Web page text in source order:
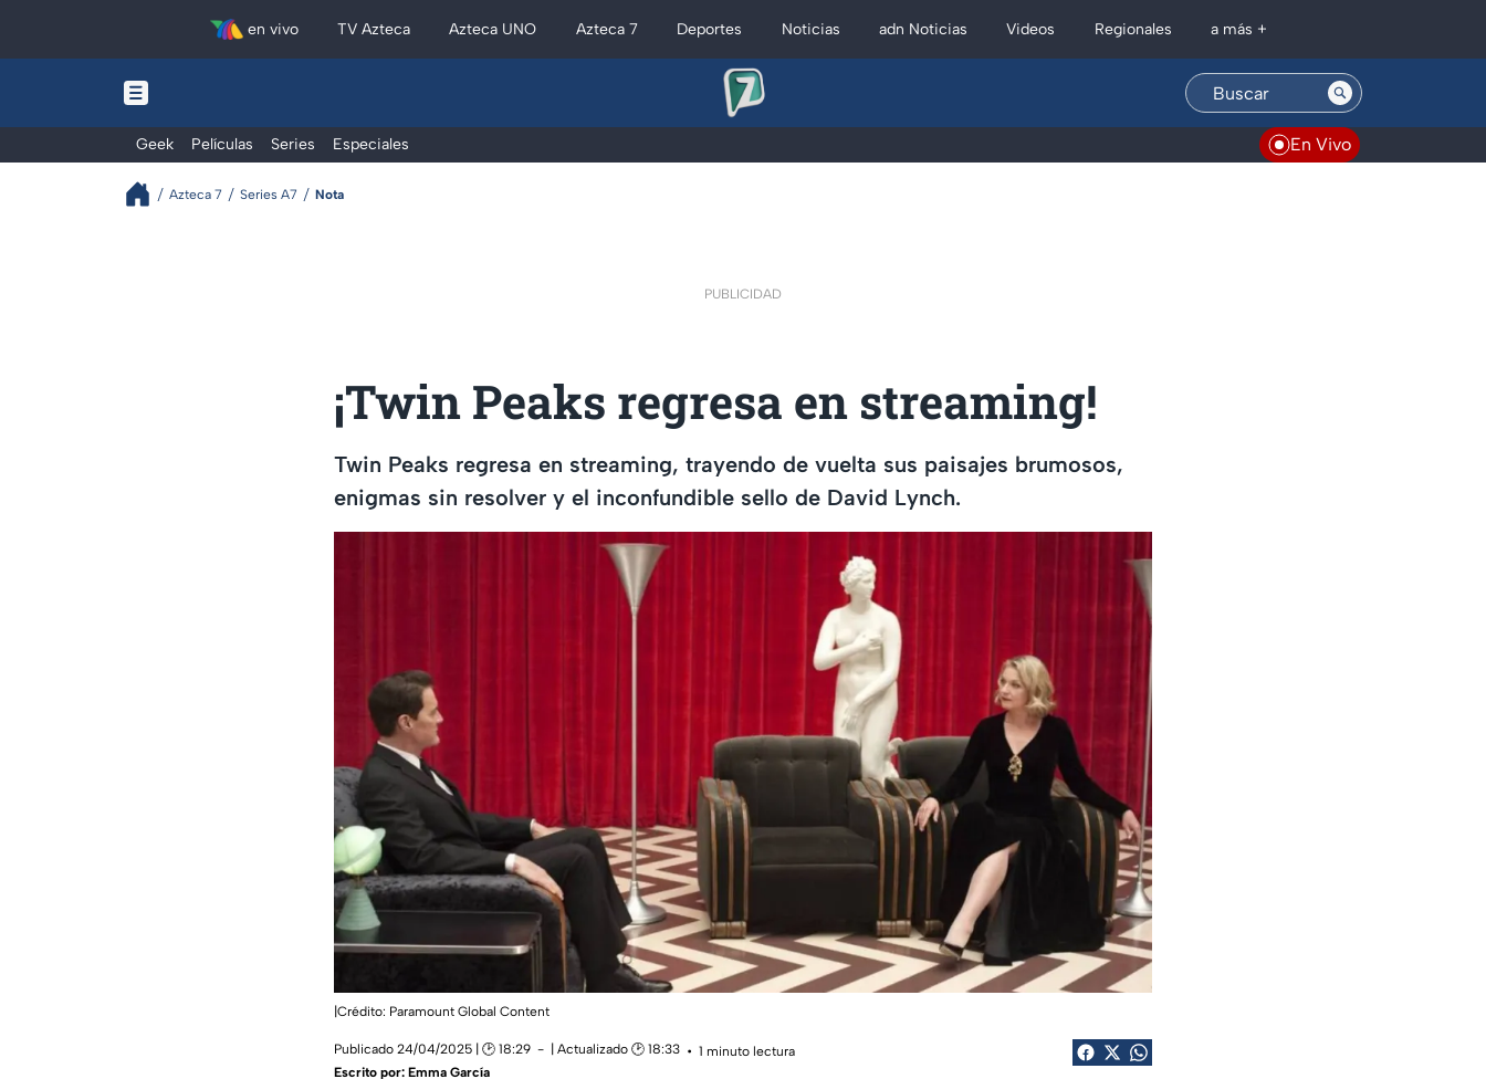
en vivo TV Azteca Azteca UNO Azteca 7 Deportes Noticias adn Noticias Videos Regionales a más +
Geek Películas Series Especiales En Vivo
Azteca 7 Series A7 Nota
PUBLICIDAD
¡Twin Peaks regresa en streaming!
Twin Peaks regresa en streaming, trayendo de vuelta sus paisajes brumosos,
enigmas sin resolver y el inconfundible sello de David Lynch.
|Crédito: Paramount Global Content
Publicado 24/04/2025 | 🕑 18:29 | Actualizado 🕑 18:33
1 minuto lectura
Escrito por: Emma García